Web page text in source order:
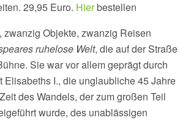
29,95 Euro. Hierbestellen
Objekte, zwanzig Reisen
ruhelose Welt, die auf der Straße
Sie war vor allem geprägt durch
Elisabeths I., die unglaubliche 45 Jahre
des Wandels, der zum großen Teil
wurde, des unablässigen